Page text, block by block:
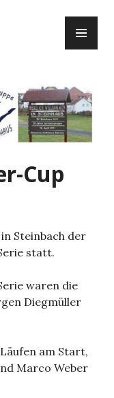
Cup
Steinbach der
statt.
waren die
Diegmüller
am Start,
Marco Weber